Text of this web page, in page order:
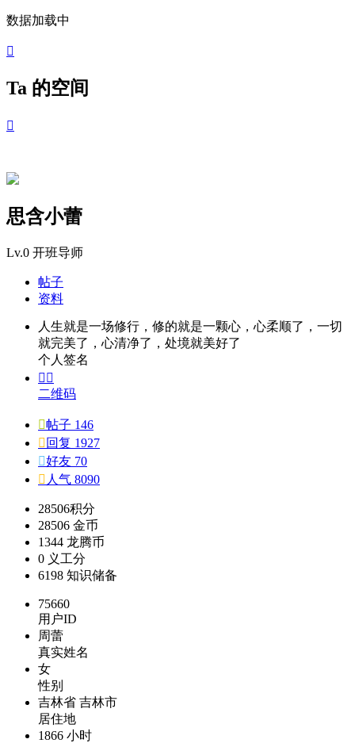
数据加载中

Ta 的空间

思含小蕾
Lv.0 开班导师
帖子
资料
人生就是一场修行，修的就是一颗心，心柔顺了，一切
就完美了，心清净了，处境就美好了
个人签名
 
二维码
帖子 146
 回复 1927
好友 70
 人气 8090
28506积分
28506 金币
1344 龙腾币
0 义工分
6198 知识储备
75660
用户ID
周蕾
真实姓名
女
性别
吉林省 吉林市
居住地
1866 小时